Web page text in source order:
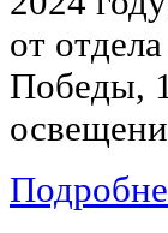
от
Победы,